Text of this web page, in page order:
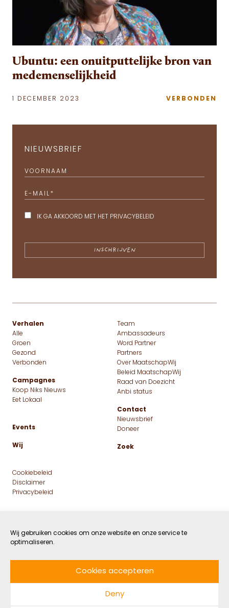
Wij gebruiken cookies om onze website en onze service te
optimaliseren.
Cookies accepteren
Deny
Ubuntu: een onuitputtelijke bron van
medemenselijkheid
1 DECEMBER 2023 VERBONDEN
NIEUWSBRIEF
VOORNAAM
E-MAIL *
IK GA AKKOORD MET HET PRIVACYBELEID
7 lessen die we van
inheemse samenlevingen
economie